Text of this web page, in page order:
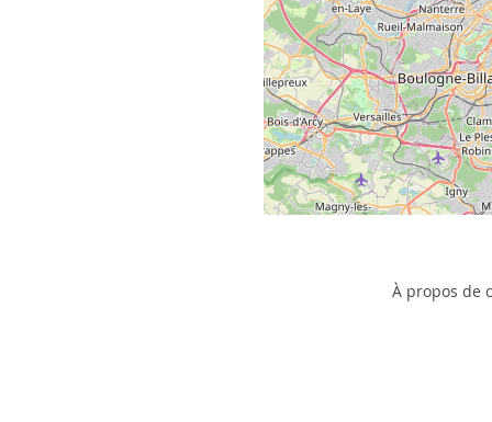
À propos de